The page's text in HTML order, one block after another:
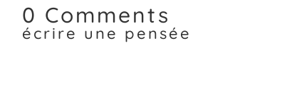
0 Comments
écrire une pensée